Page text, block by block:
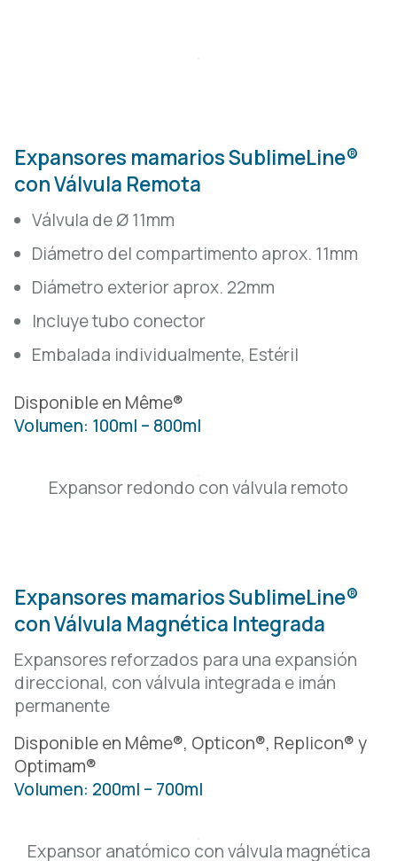
Expansores mamarios SublimeLine®
con Válvula Remota
Válvula de Ø 11mm
Diámetro del compartimento aprox. 11mm
Diámetro exterior aprox. 22mm
Incluye tubo conector
Embalada individualmente, Estéril
Disponible en Même®
Volumen: 100ml – 800ml
Expansor redondo con válvula remoto
Expansores mamarios SublimeLine®
con Válvula Magnética Integrada
Expansores reforzados para una expansión
direccional, con válvula integrada e imán
permanente
Disponible en Même®, Opticon®, Replicon® y
Optimam®
Volumen: 200ml – 700ml
Expansor anatómico con válvula magnética